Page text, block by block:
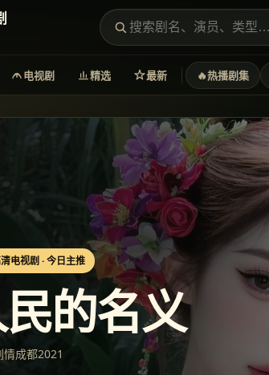
电视剧 精选 最新 🔥热播剧集
电视剧 · 今日主推
的名义
情成都2021